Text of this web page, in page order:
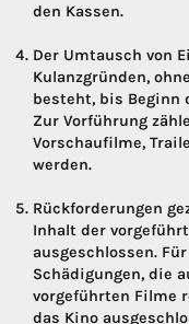
den Kassen.
Der Umtausch von
Kulanzgründen,
besteht, bis Beginn
Zur Vorführung
Vorschaufilme,
werden.
Rückforderungen
Inhalt der
ausgeschlossen.
Schädigungen, die
vorgeführten Filme
das Kino